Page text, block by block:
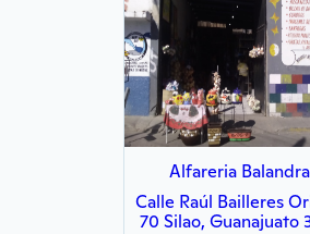
Alfareria
Calle Raúl Bailleres
70 Silao, Guanajuato